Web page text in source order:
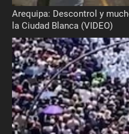
Arequipa: Descontrol y
la Ciudad Blanca (VIDEO)